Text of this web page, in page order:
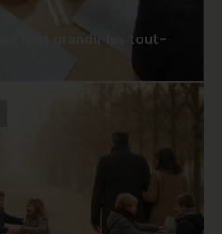
font grandir les tout-